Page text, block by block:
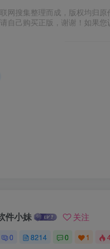
网搜集整理而成，版权均归
自己购买正版，谢谢！如果您
件小妹 关注
0 8214 0 1